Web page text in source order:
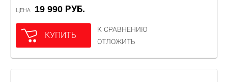
ЦЕНА 19 990 РУБ.
КУПИТЬ
К СРАВНЕНИЮ
ОТЛОЖИТЬ